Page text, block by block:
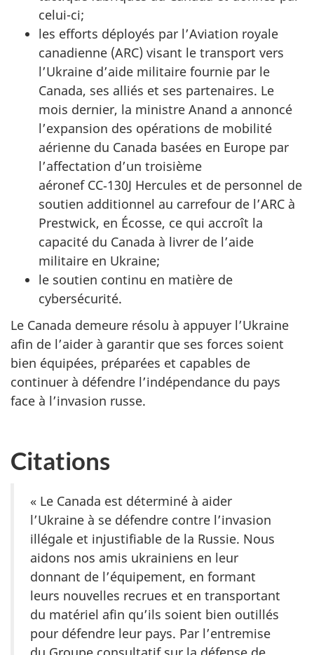
celui-ci;
les efforts déployés par l’Aviation royale
canadienne (ARC) visant le transport vers
l’Ukraine d’aide militaire fournie par le
Canada, ses alliés et ses partenaires. Le
mois dernier, la ministre Anand a annoncé
l’expansion des opérations de mobilité
aérienne du Canada basées en Europe par
l’affectation d’un troisième
aéronef CC‑130J Hercules et de personnel de
soutien additionnel au carrefour de l’ARC à
Prestwick, en Écosse, ce qui accroît la
capacité du Canada à livrer de l’aide
militaire en Ukraine;
le soutien continu en matière de
cybersécurité.
Le Canada demeure résolu à appuyer l’Ukraine
afin de l’aider à garantir que ses forces soient
bien équipées, préparées et capables de
continuer à défendre l’indépendance du pays
face à l’invasion russe.
Citations
« Le Canada est déterminé à aider
l’Ukraine à se défendre contre l’invasion
illégale et injustifiable de la Russie. Nous
aidons nos amis ukrainiens en leur
donnant de l’équipement, en formant
leurs nouvelles recrues et en transportant
du matériel afin qu’ils soient bien outillés
pour défendre leur pays. Par l’entremise